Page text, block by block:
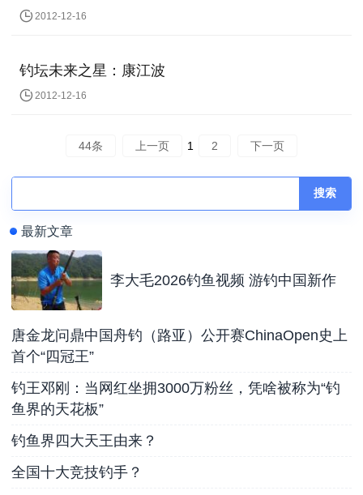
2012-12-16
钓坛未来之星：康江波
2012-12-16
44条 上一页 1 2 下一页
搜索
最新文章
李大毛2026钓鱼视频 游钓中国新作
唐金龙问鼎中国舟钓（路亚）公开赛ChinaOpen史上
首个“四冠王”
钓王邓刚：当网红坐拥3000万粉丝，凭啥被称为“钓
鱼界的天花板”
钓鱼界四大天王由来？
全国十大竞技钓手？